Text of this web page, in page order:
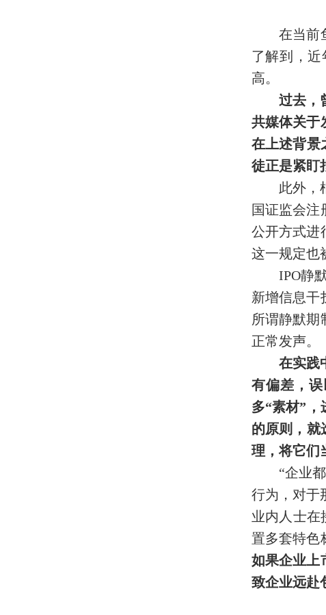
在当前
了解到，
高。
过去，
共媒体关于
在上述背景
徒正是紧盯
此外，
国证监会注
公开方式进
这一规定也
IPO静
新增信息干
所谓静默期
正常发声。
在实践
有偏差，
多“素材”
的原则，就
理，将它们
“企业
行为，对于
业内人士在
置多套特色
如果企业上
致企业远赴